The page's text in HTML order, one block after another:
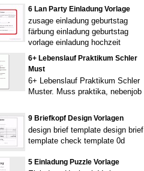
6 Lan Party Einladung Vorlage
zusage einladung geburtstag
färbung einladung geburtstag
vorlage einladung hochzeit
6+ Lebenslauf Praktikum Schler
Must
6+ Lebenslauf Praktikum Schler
Muster. Muss praktika, nebenjob
9 Briefkopf Design Vorlagen
design brief template design brief
template check template 0d
5 Einladung Puzzle Vorlage